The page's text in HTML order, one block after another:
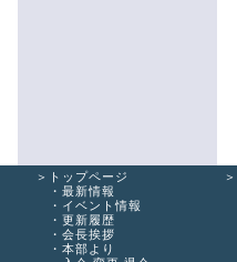
トップページ
最新情報
イベント情報
更新履歴
会長挨拶
本部より